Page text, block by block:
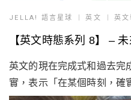
JELLA! 語言星球 英文 英文
【英文時態系列 8】 – 未
英文的現在完成式和過去完
實，表示「在某個時刻，確